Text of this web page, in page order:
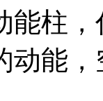
能柱
动能